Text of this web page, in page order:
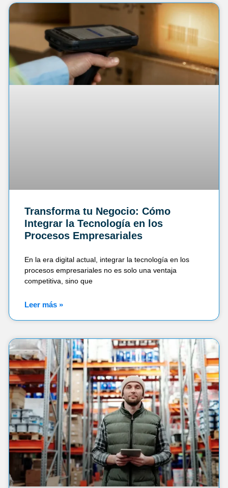
Transforma tu Negocio: Cómo
Integrar la Tecnología en los
Procesos Empresariales
En la era digital actual, integrar la tecnología en los
procesos empresariales no es solo una ventaja
competitiva, sino que
Leer más »